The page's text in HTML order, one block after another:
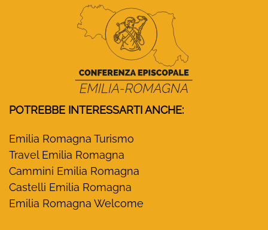
POTREBBE INTERESSARTI ANCHE:
Emilia Romagna Turismo
Travel Emilia Romagna
Cammini Emilia Romagna
Castelli Emilia Romagna
Emilia Romagna Welcome